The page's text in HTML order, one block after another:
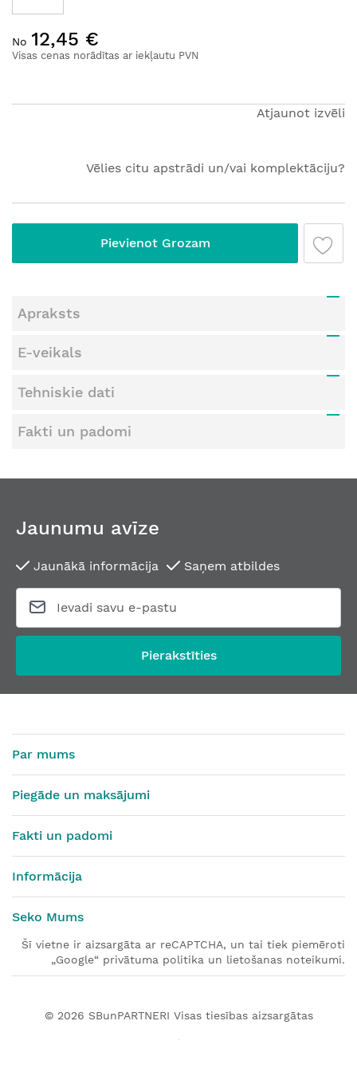
uz
galerijas
Visas cenas norādītas ar iekļautu PVN
No 12,45 €
Atjaunot izvēli
Vēlies citu apstrādi un/vai komplektāciju?
Pievienot Grozam
Apraksts
E-veikals
Tehniskie dati
Fakti un padomi
Jaunumu avīze
Jaunākā informācija Saņem atbildes
Pierakstīties
Par mums
Piegāde un maksājumi
Fakti un padomi
Informācija
Seko Mums
Šī vietne ir aizsargāta ar reCAPTCHA, un tai tiek piemēroti
„Google“ privātuma politika un lietošanas noteikumi.
© 2026 SBunPARTNERI Visas tiesības aizsargātas